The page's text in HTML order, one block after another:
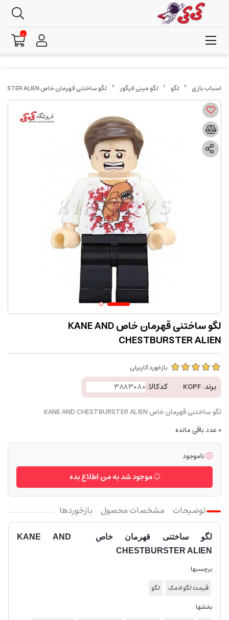
لگو لگو مینی فیگور لگو ساختنی قهرمان خاص KANE AND CHESTBURSTER ALIEN
لگو ساختنی قهرمان خاص KANE AND
CHESTBURSTER ALIEN
بازخورد کاربران
برند:KOPF کدکالا:
لگو ساختنی قهرمان خاص KANE AND CHESTBURSTER ALIEN
0عدد باقی مانده
ناموجود
موجود شد به من اطلاع بده
توضیحات مشخصات محصول بازخوردها
لگو ساختنی قهرمان خاص KANE AND
CHESTBURSTER ALIEN
برچسبها :
قیمت لگو ادمک
لگو
بخشها :
0